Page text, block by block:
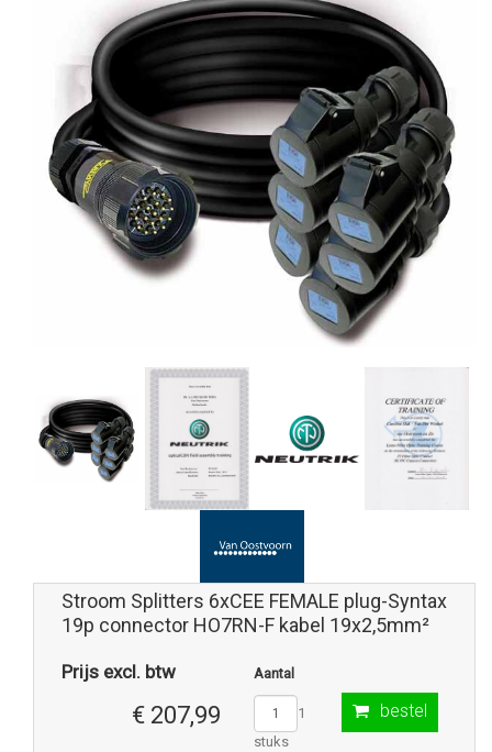
Stroom Splitters 6xCEE FEMALE plug-Syntax
19p connector HO7RN-F kabel 19x2,5mm²
Prijs excl. btw
€ 207,99
Aantal
1
stuks
bestel